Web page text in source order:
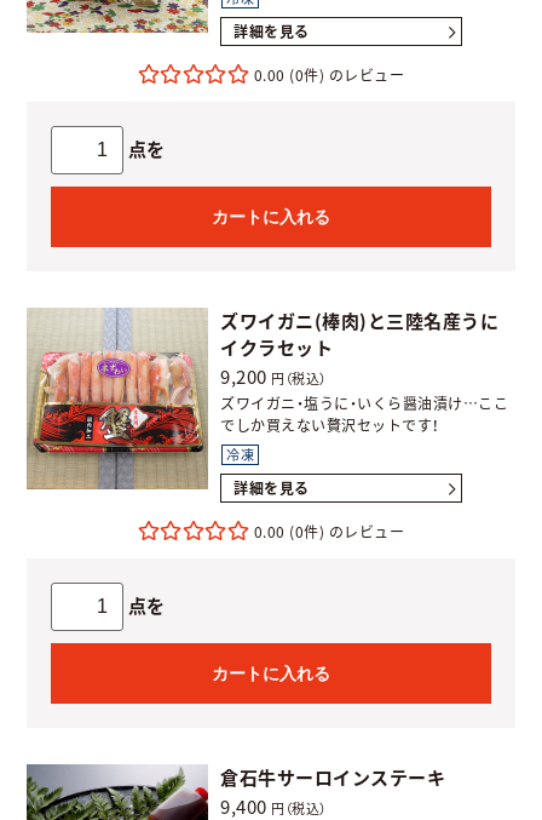
詳細を見る
0.00 (0件)
点を
カートに入れる
ズワイガニ(棒肉)と三陸名産うに
イクラセット
9,200 円（税込）
ズワイガニ・塩うに・いくら醤油漬け…ここ
でしか買えない贅沢セットです！
冷凍
詳細を見る
0.00 (0件)
点を
カートに入れる
倉石牛サーロインステーキ
9,400 円（税込）